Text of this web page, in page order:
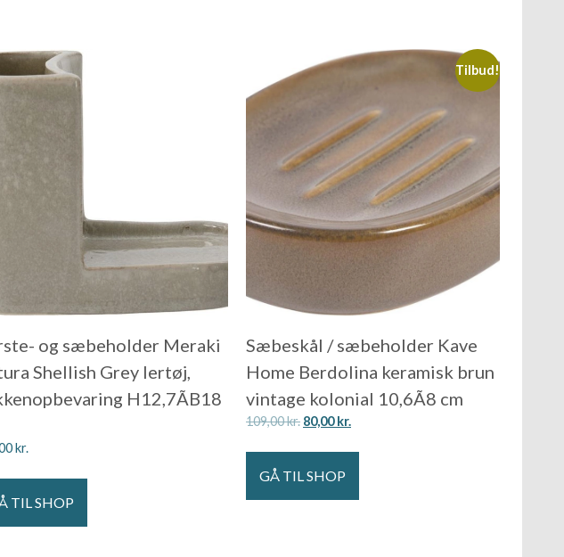
og sæbeholder Meraki
Shellish Grey lertøj,
H12,7ÃB18
kr.
TIL SHOP
Tilbud!
Sæbeskål / sæbeholder Kave
Home Berdolina keramisk brun
vintage kolonial 10,6Ã8 cm
109,00kr. 80,00kr.
GÅ TIL SHOP